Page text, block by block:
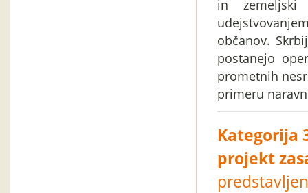
in
občanov.
postanejo
prometnih
primeru
Kategorija
projekt